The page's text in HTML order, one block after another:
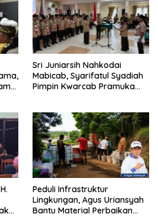
Sri Juniarsih Nahkodai
Mabicab, Syarifatul Syadiah
Pimpin Kwarcab Pramuka
Peduli Infrastruktur
Lingkungan, Agus Uriansyah
Bantu Material Perbaikan